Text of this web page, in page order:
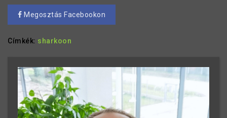
Megosztás Facebookon
Címkék: sharkoon